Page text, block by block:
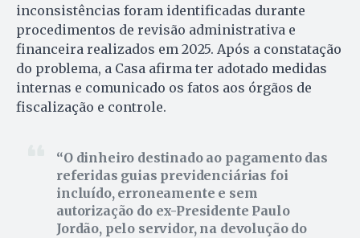
inconsistências foram identificadas durante
procedimentos de revisão administrativa e
financeira realizados em 2025. Após a constatação
do problema, a Casa afirma ter adotado medidas
internas e comunicado os fatos aos órgãos de
fiscalização e controle.
O dinheiro destinado ao pagamento das
referidas guias previdenciárias foi
incluído, erroneamente e sem
autorização do ex-Presidente Paulo
Jordão, pelo servidor, na devolução do